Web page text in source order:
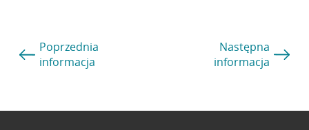
Poprzednia
informacja
Następna
informacja